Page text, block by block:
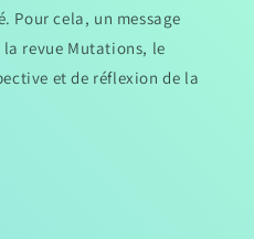
Pour cela, un message
revue Mutations, le
et de réflexion de la